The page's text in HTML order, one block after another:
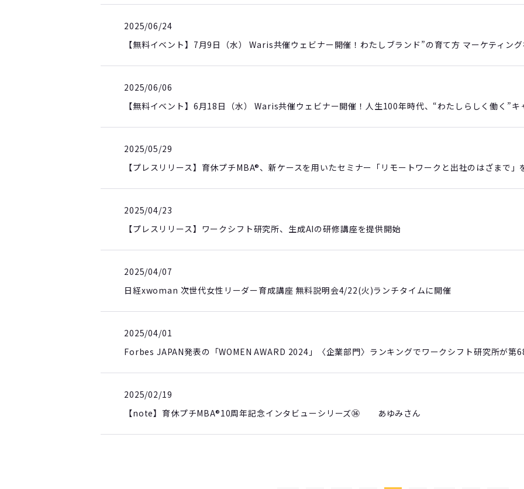
2025/06/24
【無料イベント】7月9日（水） Waris共催ウェビナー開催！わたしブランド”の育て方 マーケティン
2025/06/06
【無料イベント】6月18日（水） Waris共催ウェビナー開催！人生100年時代、“わたしらしく働く”キ
2025/05/29
【プレスリリース】育休プチMBA®、新ケースを用いたセミナー「リモートワークと出社のはざまで」
2025/04/23
【プレスリリース】ワークシフト研究所、生成AIの研修講座を提供開始
2025/04/07
日経xwoman 次世代女性リーダー育成講座 無料説明会4/22(火)ランチタイムに開催
2025/04/01
Forbes JAPAN発表の「WOMEN AWARD 2024」〈企業部門〉ランキングでワークシフト研究所が第
2025/02/19
【note】育休プチMBA®10周年記念インタビューシリーズ㊱ あゆみさん